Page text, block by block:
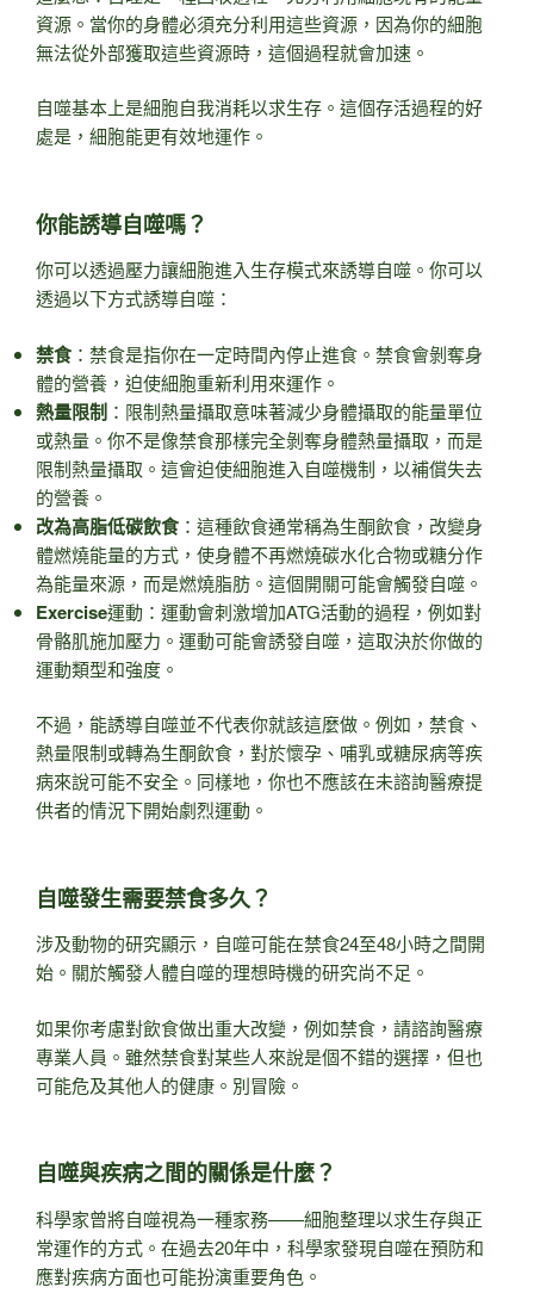
資源。當你的身體必須充分利用這些資源，因為你的細胞
無法從外部獲取這些資源時，這個過程就會加速。
自噬基本上是細胞自我消耗以求生存。這個存活過程的好
處是，細胞能更有效地運作。
你能誘導自噬嗎？
你可以透過壓力讓細胞進入生存模式來誘導自噬。你可以
透過以下方式誘導自噬：
禁食 ：禁食是指你在一定時間內停止進食。禁食會剝奪身
體的營養，迫使細胞重新利用來運作。
熱量限制 ：限制熱量攝取意味著減少身體攝取的能量單位
或熱量。你不是像禁食那樣完全剝奪身體熱量攝取，而是
限制熱量攝取。這會迫使細胞進入自噬機制，以補償失去
的營養。
改為高脂低碳飲食 ：這種飲食通常稱為生酮飲食，改變身
體燃燒能量的方式，使身體不再燃燒碳水化合物或糖分作
為能量來源，而是燃燒脂肪。這個開關可能會觸發自噬。
Exercise運動：運動會刺激增加ATG活動的過程，例如對
骨骼肌施加壓力。運動可能會誘發自噬，這取決於你做的
運動類型和強度。
不過，能誘導自噬並不代表你就該這麼做。例如，禁食、
熱量限制或轉為生酮飲食，對於懷孕、哺乳或糖尿病等疾
病來說可能不安全。同樣地，你也不應該在未諮詢醫療提
供者的情況下開始劇烈運動。
自噬發生需要禁食多久？
涉及動物的研究顯示，自噬可能在禁食24至48小時之間開
始。關於觸發人體自噬的理想時機的研究尚不足。
如果你考慮對飲食做出重大改變，例如禁食，請諮詢醫療
專業人員。雖然禁食對某些人來說是個不錯的選擇，但也
可能危及其他人的健康。別冒險。
自噬與疾病之間的關係是什麼？
科學家曾將自噬視為一種家務——細胞整理以求生存與正
常運作的方式。在過去20年中，科學家發現自噬在預防和
應對疾病方面也可能扮演重要角色。